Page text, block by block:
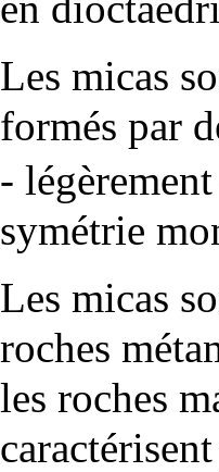
Les micas
formés par
-
symétrie
Les micas
roches
les roches